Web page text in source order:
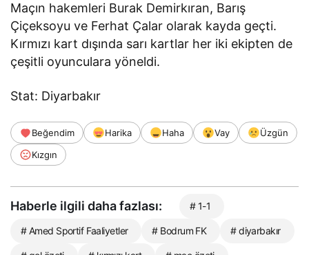
Maçın hakemleri Burak Demirkıran, Barış
Çiçeksoyu ve Ferhat Çalar olarak kayda geçti.
Kırmızı kart dışında sarı kartlar her iki ekipten de
çeşitli oyunculara yöneldi.
Stat: Diyarbakır
Beğendim Harika Haha Vay
Üzgün
Kızgın
Haberle ilgili daha fazlası: # 1-1
# Amed Sportif Faaliyetler # Bodrum FK # diyarbakır